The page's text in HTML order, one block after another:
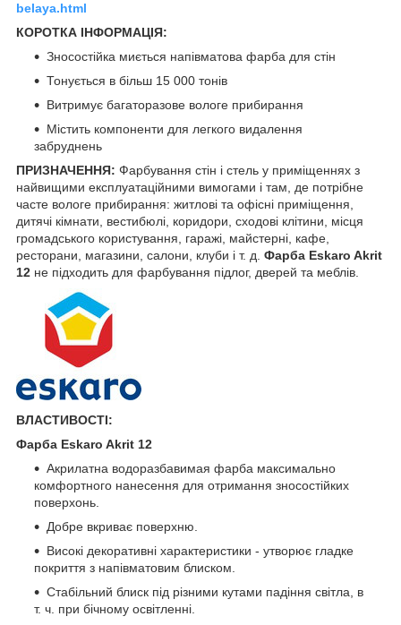
belaya.html
КОРОТКА ІНФОРМАЦІЯ:
Зносостійка миється напівматова фарба для стін
Тонується в більш 15 000 тонів
Витримує багаторазове вологе прибирання
Містить компоненти для легкого видалення
забруднень
ПРИЗНАЧЕННЯ: Фарбування стін і стель у приміщеннях з
найвищими експлуатаційними вимогами і там, де потрібне
часте вологе прибирання: житлові та офісні приміщення,
дитячі кімнати, вестибюлі, коридори, сходові клітини, місця
громадського користування, гаражі, майстерні, кафе,
ресторани, магазини, салони, клуби і т. д. Фарба Eskaro Akrit
12 не підходить для фарбування підлог, дверей та меблів.
ВЛАСТИВОСТІ:
Фарба Eskaro Akrit 12
Акрилатна водоразбавимая фарба максимально
комфортного нанесення для отримання зносостійких
поверхонь.
Добре вкриває поверхню.
Високі декоративні характеристики - утворює гладке
покриття з напівматовим блиском.
Стабільний блиск під різними кутами падіння світла, в
т. ч. при бічному освітленні.